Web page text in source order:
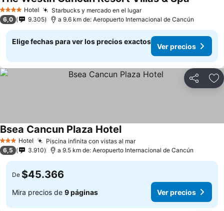
4 EstrellasHotel Starbucks y mercado en el lugar
6,0 9.305 a 9.6 km de: Aeropuerto Internacional de Cancún
Elige fechas para ver los precios exactos
Ver precios
Compartir
3 Estrellas
Hotel Piscina infinita con vistas al mar
Bsea Cancun Plaza Hotel
6,5 3.910 a 9.5 km de: Aeropuerto Internacional de Cancún
De $45.366
Mira precios de 9 páginas Ver precios